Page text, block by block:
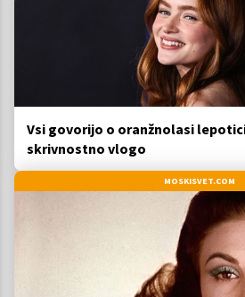
Vsi govorijo o oranžnolasi
skrivnostno vlogo
MOSKISVET.COM